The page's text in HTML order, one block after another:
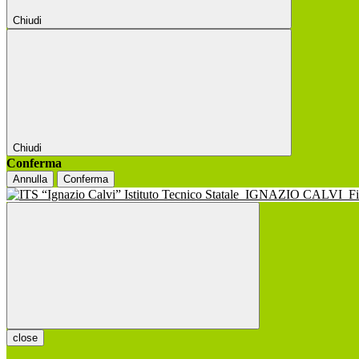
Chiudi
Chiudi
Conferma
Annulla Conferma
Istituto Tecnico Statale IGNAZIO CALVI
close